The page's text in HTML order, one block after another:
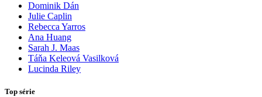
Dominik Dán
Julie Caplin
Rebecca Yarros
Ana Huang
Sarah J. Maas
Táňa Keleová Vasilková
Lucinda Riley
Top série